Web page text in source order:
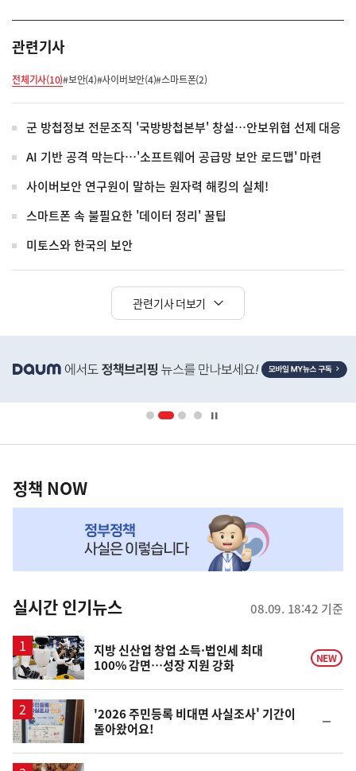
관련기사
전체기사(10)#보안(4)#사이버보안(4)#스마트폰(2)
군 방첩정보 전문조직 '국방방첩본부' 창설…안보위협 선제 대응
AI 기반 공격 막는다…'소프트웨어 공급망 보안 로드맵' 마련
사이버보안 연구원이 말하는 원자력 해킹의 실체!
스마트폰 속 불필요한 '데이터 정리' 꿀팁
미토스와 한국의 보안
관련기사 더보기
단
배
영
책
NOW,
뉴
스
정책 NOW
실시간 인기뉴스 08.09. 18:42 기준
지방 신산업 창업 소득·법인세 최대
100% 감면…성장 지원 강화
NEW
'2026 주민등록 비대면 사실조사' 기간이
돌아왔어요!
일